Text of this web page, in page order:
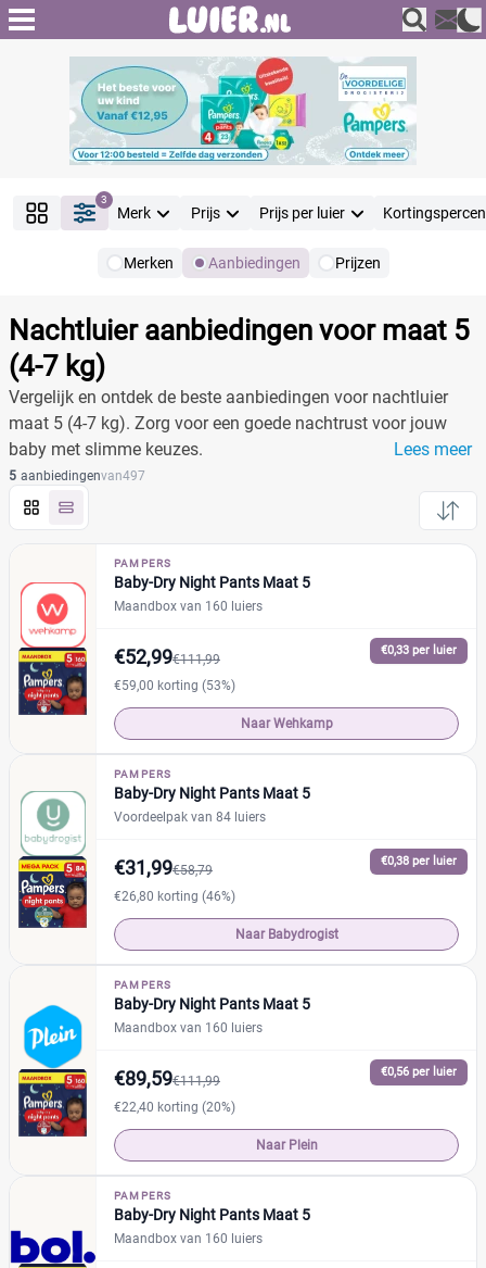
3
Merk Prijs Prijs per luier
Merken Aanbiedingen Prijzen
Filter Reset alle filters
Merk
Pampers (5)
Etos
Zwitsal
Albert Heijn (0)
Attitude
Bambo Nature (0)
(0)
Dodot
Jumbo
Kruidvat (0)
Lupilu
Mamia (0)
(0)
Pura
Rascal + Friends
SweetCare (0)
Trekpleister
Prijs per luier
€
Kortingspercentage
Prijs
€ €
Soort
Nachtluier aanbiedingen voor maat 5
(4-7 kg)
Vergelijk en ontdek de beste aanbiedingen voor nachtluier
maat 5 (4-7 kg). Zorg voor een goede nachtrust voor jouw
baby met slimme keuzes.
Lees meer
Producten
5 aanbiedingenvan497
PAMPERS
Baby-Dry Night Pants Maat 5
Maandbox van 160 luiers
€0,33 per luier
€52,99€111,99
€59,00 korting (53%)
Naar Wehkamp
PAMPERS
Baby-Dry Night Pants Maat 5
Voordeelpak van 84 luiers
€0,38 per luier
€31,99€58,79
€26,80 korting (46%)
Naar Babydrogist
PAMPERS
Baby-Dry Night Pants Maat 5
Maandbox van 160 luiers
€0,56 per luier
€89,59€111,99
€22,40 korting (20%)
Naar Plein
PAMPERS
Baby-Dry Night Pants Maat 5
Maandbox van 160 luiers